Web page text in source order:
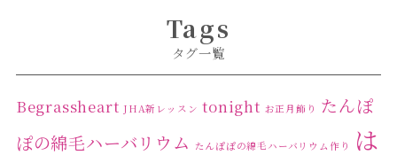
Tags
タグ一覧
Begrassheart JHA新レッスン tonight お正月飾り たんぽ
ぽの綿毛ハーバリウム たんぽぽの綿毛ハーバリウム作り
は